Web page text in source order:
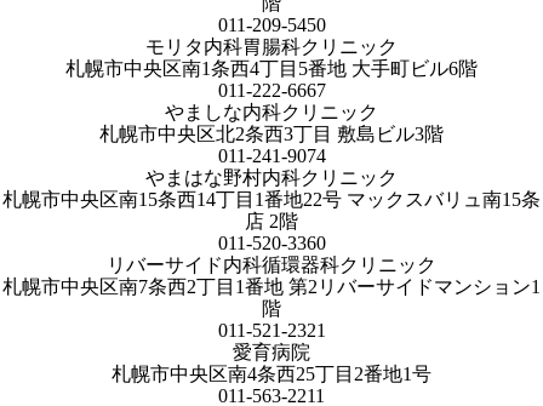
011-209-5450
モリタ内科胃腸科クリニック
札幌市中央区南1条西4丁目5番地 大手町ビル6階
011-222-6667
やましな内科クリニック
札幌市中央区北2条西3丁目 敷島ビル3階
011-241-9074
やまはな野村内科クリニック
札幌市中央区南15条西14丁目1番地22号 マックスバリュ南15条
店 2階
011-520-3360
リバーサイド内科循環器科クリニック
札幌市中央区南7条西2丁目1番地 第2リバーサイドマンション1
階
011-521-2321
愛育病院
札幌市中央区南4条西25丁目2番地1号
011-563-2211